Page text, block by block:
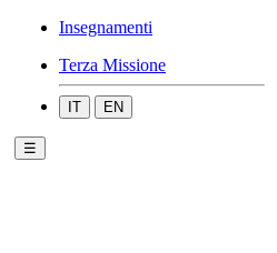
Insegnamenti
Terza Missione
IT EN
☰